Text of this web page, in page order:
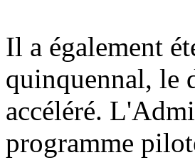
Il a également
quinquennal, le
accéléré.
programme